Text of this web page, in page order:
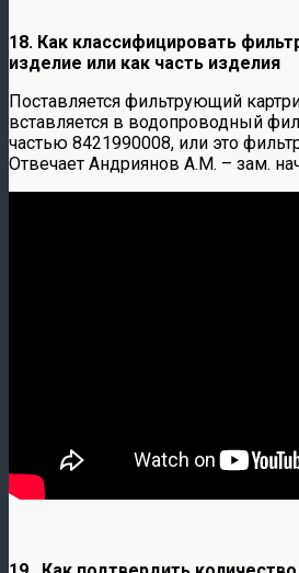
18. Как классифицировать
изделие или как часть изделия
Поставляется фильтрующий
вставляется в водопроводный
частью 8421990008, или это
Отвечает Андриянов А.М. – зам.